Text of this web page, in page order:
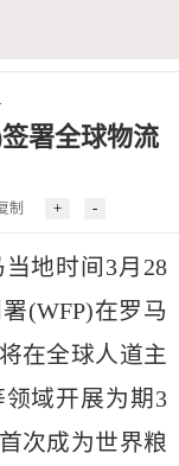
署全球物流
制
地时间3月28
(WFP)在罗马
在全球人道主
域开展为期3
次成为世界粮